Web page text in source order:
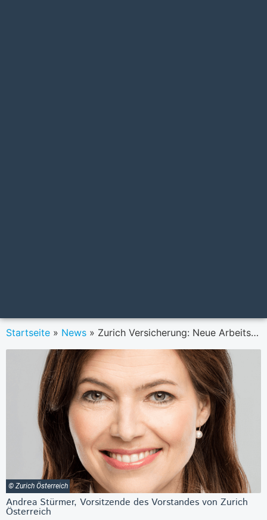
Startseite » News » Zurich Versicherung: Neue Arbeitswelt bündelt alle Wiener Büros an einem Standort
© Zurich Österreich
Andrea Stürmer, Vorsitzende des Vorstandes von Zurich
Österreich